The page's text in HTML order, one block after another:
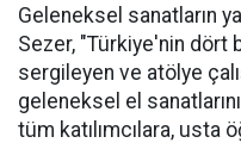
Geleneksel sanatların
Sezer, "Türkiye'nin dört
sergileyen ve atölye
geleneksel el
tüm katılımcılara, usta